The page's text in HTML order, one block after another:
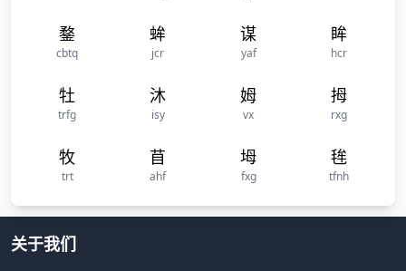
鍪
cbtq
蛑
jcr
谋
yaf
眸
hcr
牡
trfg
沐
isy
姆
vx
拇
rxg
牧
trt
苜
ahf
坶
fxg
毪
tfnh
关于我们